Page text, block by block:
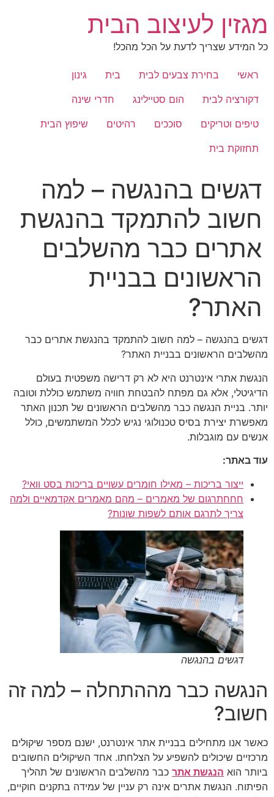
לתוכן
מגזין לעיצוב הבית
כל המידע שצריך לדעת על הכל מהכל!
ראשי בחירת צבעים לבית בית
גינון
דקורציה לבית
הום סטיילינג
חדרי שינה
טיפים וטריקים
סוככים רהיטים
שיפוץ הבית
תחזוקת בית
דגשים בהנגשה – למה
חשוב להתמקד בהנגשת
אתרים כבר מהשלבים
הראשונים בבניית
האתר?
דגשים בהנגשה – למה חשוב להתמקד בהנגשת אתרים כבר
מהשלבים הראשונים בבניית האתר?
הנגשת אתרי אינטרנט היא לא רק דרישה משפטית בעולם
הדיגיטלי, אלא גם מפתח להבטחת חוויה משתמש כוללת וטובה
יותר. בניית הנגשה כבר מהשלבים הראשונים של תכנון האתר
מאפשרת יצירת בסיס טכנולוגי נגיש לכלל המשתמשים, כולל
אנשים עם מוגבלות.
עוד באתר:
ייצור בריכות – מאילו חומרים עשויים בריכות בסט וואי?
חחחתרגום של מאמרים – מהם מאמרים אקדמאיים ולמה
צריך לתרגם אותם לשפות שונות?
דגשים בהנגשה
הנגשה כבר מההתחלה – למה זה
חשוב?
כאשר אנו מתחילים בבניית אתר אינטרנט, ישנם מספר שיקולים
מרכזיים שיכולים להשפיע על הצלחתו. אחד השיקולים החשובים
ביותר הוא הנגשת אתר כבר מהשלבים הראשונים של תהליך
הפיתוח. הנגשת אתרים אינה רק עניין של עמידה בתקנים חוקיים,